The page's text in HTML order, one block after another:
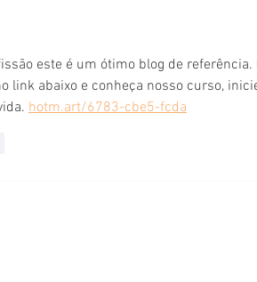
este é um ótimo blog de
link abaixo e conheça nosso curso,
hotm.art/6783-cbe5-fcda